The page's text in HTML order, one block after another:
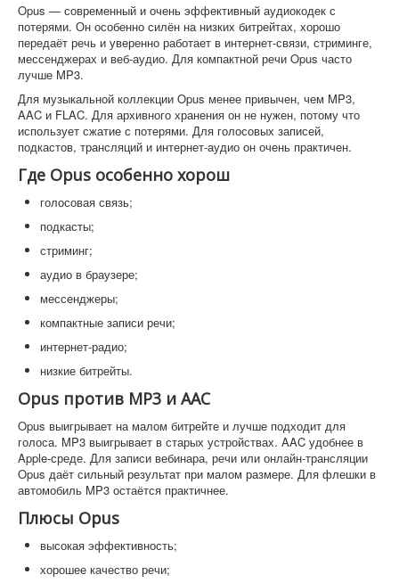
Opus — современный и очень эффективный аудиокодек с
потерями. Он особенно силён на низких битрейтах, хорошо
передаёт речь и уверенно работает в интернет-связи, стриминге,
мессенджерах и веб-аудио. Для компактной речи Opus часто
лучше MP3.
Для музыкальной коллекции Opus менее привычен, чем MP3,
AAC и FLAC. Для архивного хранения он не нужен, потому что
использует сжатие с потерями. Для голосовых записей,
подкастов, трансляций и интернет-аудио он очень практичен.
Где Opus особенно хорош
голосовая связь;
подкасты;
стриминг;
аудио в браузере;
мессенджеры;
компактные записи речи;
интернет-радио;
низкие битрейты.
Opus против MP3 и AAC
Opus выигрывает на малом битрейте и лучше подходит для
голоса. MP3 выигрывает в старых устройствах. AAC удобнее в
Apple-среде. Для записи вебинара, речи или онлайн-трансляции
Opus даёт сильный результат при малом размере. Для флешки в
автомобиль MP3 остаётся практичнее.
Плюсы Opus
высокая эффективность;
хорошее качество речи;